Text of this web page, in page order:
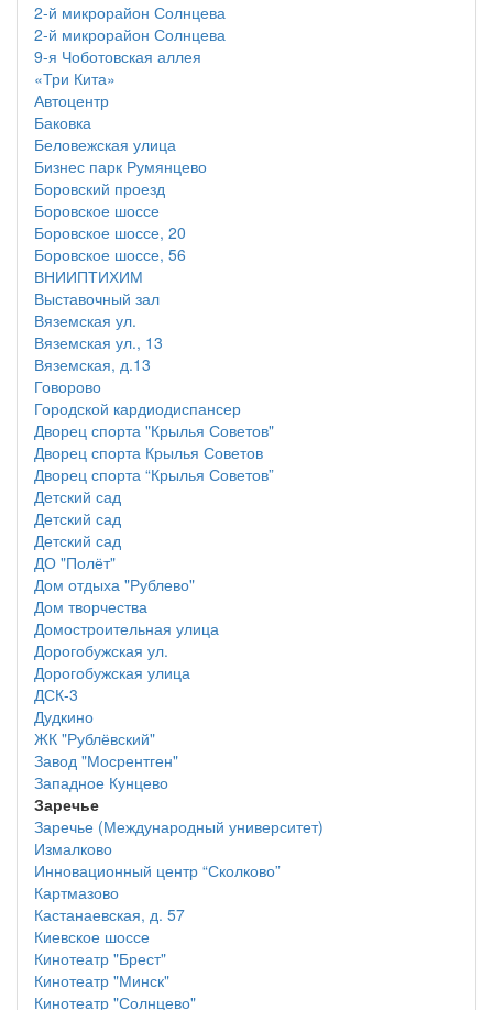
2-й микрорайон Солнцева
2-й микрорайон Солнцева
9-я Чоботовская аллея
«Три Кита»
Автоцентр
Баковка
Беловежская улица
Бизнес парк Румянцево
Боровский проезд
Боровское шоссе
Боровское шоссе, 20
Боровское шоссе, 56
ВНИИПТИХИМ
Выставочный зал
Вяземская ул.
Вяземская ул., 13
Вяземская, д.13
Говорово
Городской кардиодиспансер
Дворец спорта "Крылья Советов"
Дворец спорта Крылья Советов
Дворец спорта “Крылья Советов”
Детский сад
Детский сад
Детский сад
ДО "Полёт"
Дом отдыха "Рублево"
Дом творчества
Домостроительная улица
Дорогобужская ул.
Дорогобужская улица
ДСК-3
Дудкино
ЖК "Рублёвский"
Завод "Мосрентген"
Западное Кунцево
Заречье
Заречье (Международный университет)
Измалково
Инновационный центр “Сколково”
Картмазово
Кастанаевская, д. 57
Киевское шоссе
Кинотеатр "Брест"
Кинотеатр "Минск"
Кинотеатр "Солнцево"